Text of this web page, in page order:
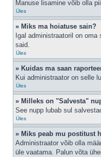
Manuse lisamine võib olla
Üles
» Miks ma hoiatuse sain?
Igal administraatoril on
said.
Üles
» Kuidas ma saan
Kui administraator on selle
Üles
» Milleks on "Salvesta"
See nupp lubab sul
Üles
» Miks peab mu postitust
Administraator võib olla
üle vaatama. Palun võta